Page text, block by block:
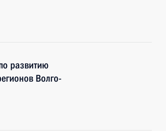
развитию
Волго-